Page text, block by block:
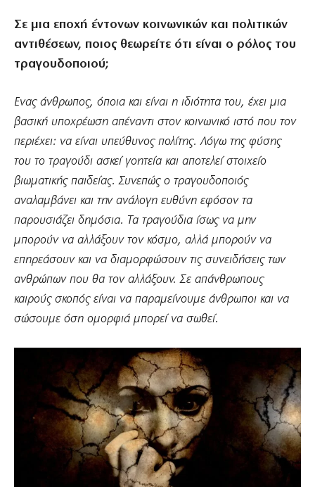
Σε μια εποχή έντονων κοινωνικών και πολιτικών
αντιθέσεων, ποιος θεωρείτε ότι είναι ο ρόλος του
τραγουδοποιού;
Ενας άνθρωπος, όποια και είναι η ιδιότητα του, έχει μια
βασική υποχρέωση απέναντι στον κοινωνικό ιστό που τον
περιέχει: να είναι υπεύθυνος πολίτης. Λόγω της φύσης
του το τραγούδι ασκεί γοητεία και αποτελεί στοιχείο
βιωματικής παιδείας. Συνεπώς ο τραγουδοποιός
αναλαμβάνει και την ανάλογη ευθύνη εφόσον τα
παρουσιάζει δημόσια. Τα τραγούδια ίσως να μην
μπορούν να αλλάξουν τον κόσμο, αλλά μπορούν να
επηρεάσουν και να διαμορφώσουν τις συνειδήσεις των
ανθρώπων που θα τον αλλάξουν. Σε απάνθρωπους
καιρούς σκοπός είναι να παραμείνουμε άνθρωποι και να
σώσουμε όση ομορφιά μπορεί να σωθεί.